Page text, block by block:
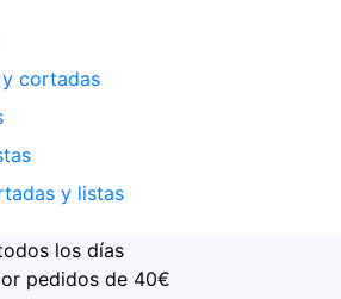
cortadas
y listas
los días
pedidos de 40€